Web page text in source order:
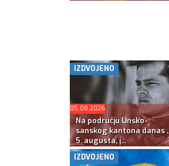
IZDVOJENO
05.08.2026
Na području Unsko-
sanskog kantona danas ,
5. augusta, j...
IZDVOJENO